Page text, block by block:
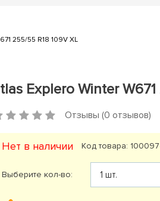
255/55 R18 109V XL
Explero Winter
Отзывы (0 отзывов)
Нет в наличии Код товара:
Выберите кол-во: